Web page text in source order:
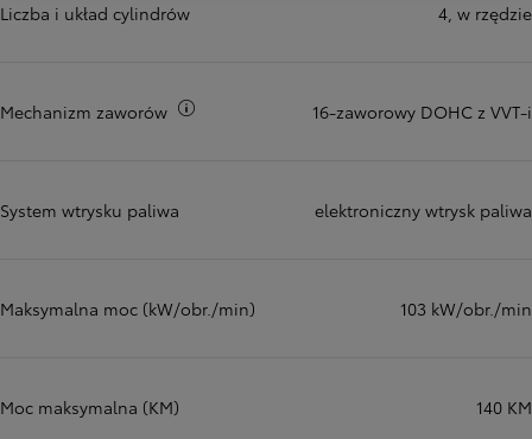
Liczba i układ cylindrów 4, w rzędzie
Mechanizm zaworów 16-zaworowy DOHC z VVT-i
System wtrysku paliwa elektroniczny wtrysk paliwa
Maksymalna moc (kW/obr./min) 103 kW/obr./min
Moc maksymalna (KM) 140 KM